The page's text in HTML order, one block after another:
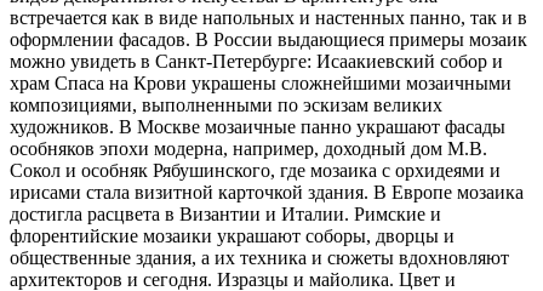
встречается как в виде напольных и настенных панно, так и в
оформлении фасадов. В России выдающиеся примеры мозаик
можно увидеть в Санкт-Петербурге: Исаакиевский собор и
храм Спаса на Крови украшены сложнейшими мозаичными
композициями, выполненными по эскизам великих
художников. В Москве мозаичные панно украшают фасады
особняков эпохи модерна, например, доходный дом М.В.
Сокол и особняк Рябушинского, где мозаика с орхидеями и
ирисами стала визитной карточкой здания. В Европе мозаика
достигла расцвета в Византии и Италии. Римские и
флорентийские мозаики украшают соборы, дворцы и
общественные здания, а их техника и сюжеты вдохновляют
архитекторов и сегодня. Изразцы и майолика. Цвет и